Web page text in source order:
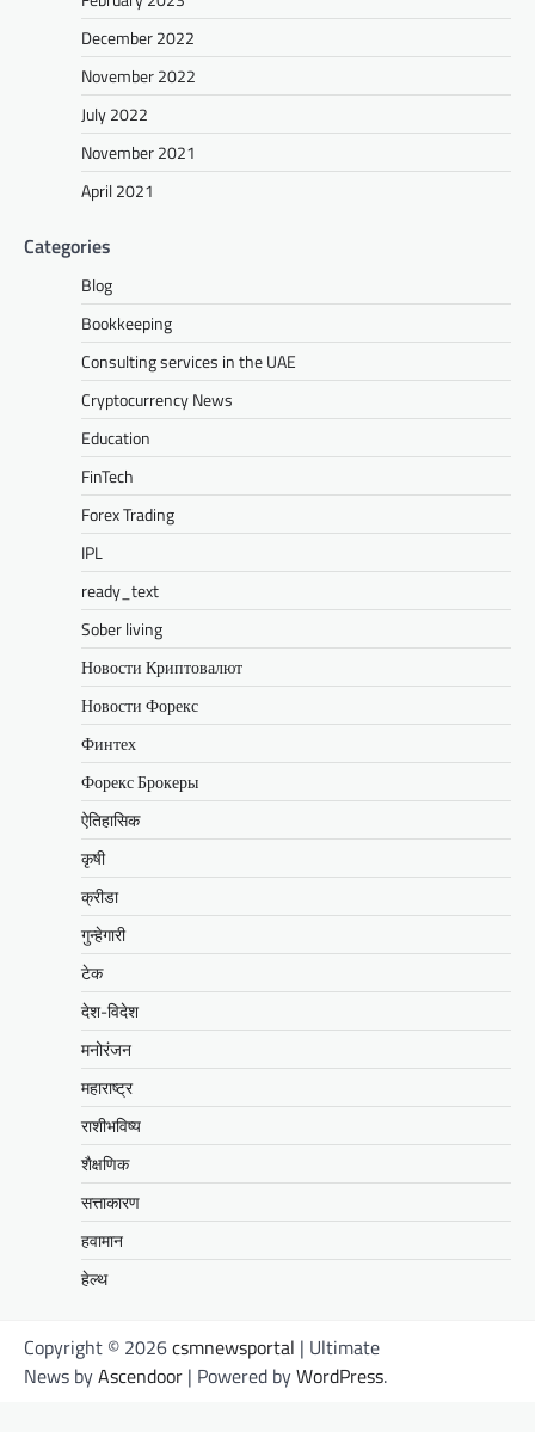
December 2022
November 2022
July 2022
November 2021
April 2021
Categories
Blog
Bookkeeping
Consulting services in the UAE
Cryptocurrency News
Education
FinTech
Forex Trading
IPL
ready_text
Sober living
Новости Криптовалют
Новости Форекс
Финтех
Форекс Брокеры
ऐतिहासिक
कृषी
क्रीडा
गुन्हेगारी
टेक
देश-विदेश
मनोरंजन
महाराष्ट्र
राशीभविष्य
शैक्षणिक
सत्ताकारण
हवामान
हेल्थ
Copyright © 2026csmnewsportal | Ultimate
News byAscendoor | Powered byWordPress.